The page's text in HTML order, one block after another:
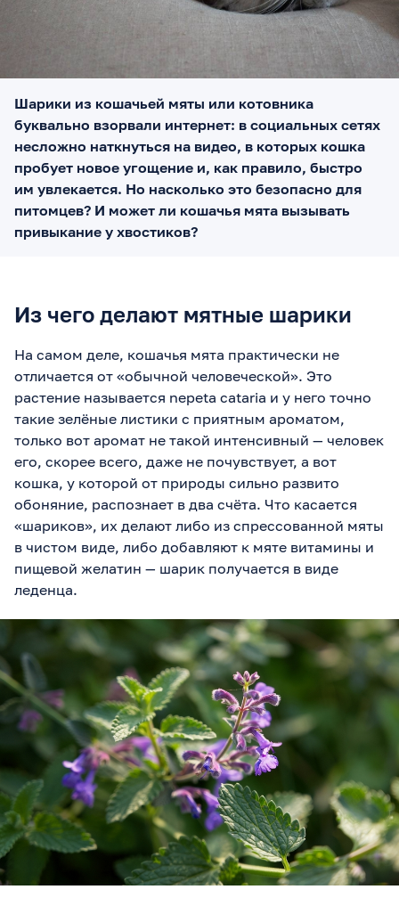
Шарики из кошачьей мяты или котовника
буквально взорвали интернет: в социальных сетях
несложно наткнуться на видео, в которых кошка
пробует новое угощение и, как правило, быстро
им увлекается. Но насколько это безопасно для
питомцев? И может ли кошачья мята вызывать
привыкание у хвостиков?
Из чего делают мятные шарики
На самом деле, кошачья мята практически не
отличается от «обычной человеческой». Это
растение называется nepeta cataria и у него точно
такие зелёные листики с приятным ароматом,
только вот аромат не такой интенсивный — человек
его, скорее всего, даже не почувствует, а вот
кошка, у которой от природы сильно развито
обоняние, распознает в два счёта. Что касается
«шариков», их делают либо из спрессованной мяты
в чистом виде, либо добавляют к мяте витамины и
пищевой желатин — шарик получается в виде
леденца.